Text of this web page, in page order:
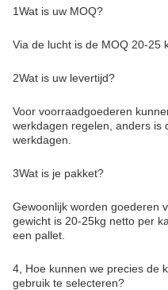
1Wat is uw MOQ?
Via de lucht is de MOQ 20-25
2Wat is uw levertijd?
Voor voorraadgoederen
werkdagen regelen, anders is
werkdagen.
3Wat is je pakket?
Gewoonlijk worden goederen
gewicht is 20-25kg netto per
een pallet.
4, Hoe kunnen we precies de
gebruik te selecteren?